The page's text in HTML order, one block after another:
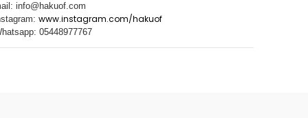
info@hakuof.com
www.instagram.com/hakuof
05448977767